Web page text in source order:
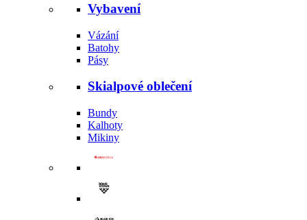
Vybavení
Vázání
Batohy
Pásy
Skialpové oblečení
Bundy
Kalhoty
Mikiny